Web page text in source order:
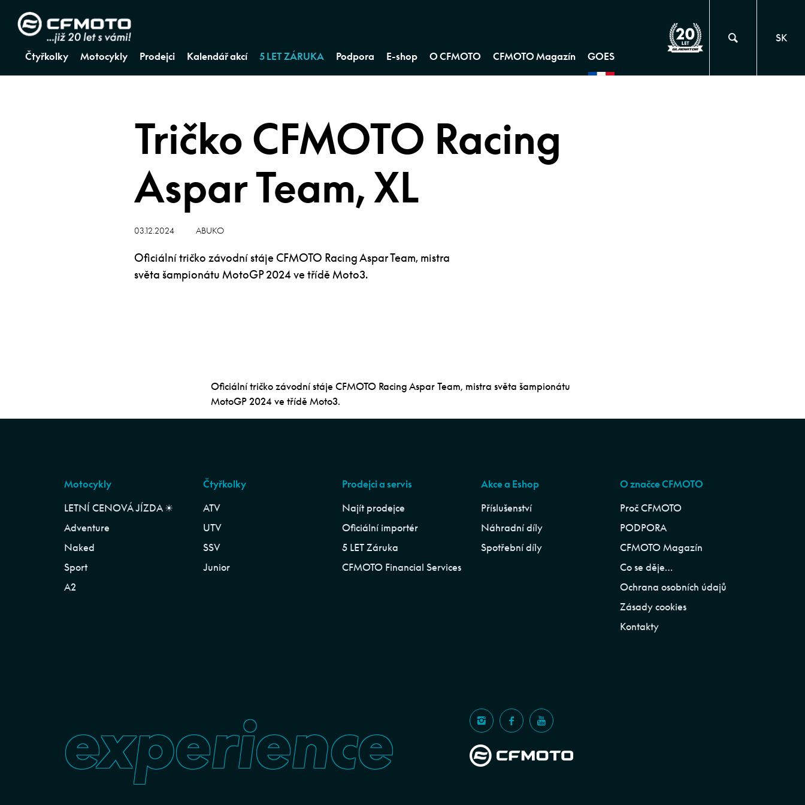
Čtyřkolky Motocykly Prodejci Kalendář akcí 5 LET ZÁRUKA Podpora E-shop O CFMOTO CFMOTO Magazín GOES
SK
Tričko CFMOTO Racing
Aspar Team, XL
03.12.2024 ABUKO
Oficiální tričko závodní stáje CFMOTO Racing Aspar Team, mistra
světa šampionátu MotoGP 2024 ve třídě Moto3.
Oficiální tričko závodní stáje CFMOTO Racing Aspar Team, mistra světa šampionátu
MotoGP 2024 ve třídě Moto3.
Motocykly
LETNÍ CENOVÁ JÍZDA ☀︎
Adventure
Naked
Sport
A2
Čtyřkolky
ATV
UTV
SSV
Junior
Prodejci a servis
Najít prodejce
Oficiální importér
5 LET Záruka
CFMOTO Financial Services
Akce a Eshop
Příslušenství
Náhradní díly
Spotřební díly
O značce CFMOTO
Proč CFMOTO
PODPORA
CFMOTO Magazín
Co se děje…
Ochrana osobních údajů
Zásady cookies
Kontakty
experience